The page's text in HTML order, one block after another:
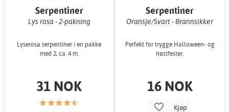
Serpentiner
Lys rosa - 2-pakning
Lyserosa serpentiner i en pakke
med 2, ca. 4 m.
31 NOK
Serpentiner
Oransje/Svart - Brannsikker
Perfekt for trygge Halloween- og
høstfester.
16 NOK
Kjøp